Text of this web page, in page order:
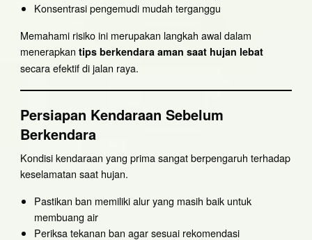
Konsentrasi pengemudi mudah terganggu
Memahami risiko ini merupakan langkah awal dalam
menerapkantips berkendara aman saat hujan lebat
secara efektif di jalan raya.
Persiapan Kendaraan Sebelum
Berkendara
Kondisi kendaraan yang prima sangat berpengaruh terhadap
keselamatan saat hujan.
Pastikan ban memiliki alur yang masih baik untuk
membuang air
Periksa tekanan ban agar sesuai rekomendasi